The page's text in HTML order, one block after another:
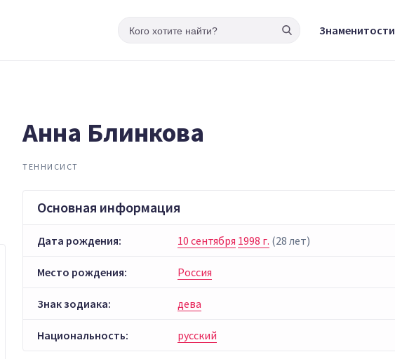
Знаменитости
Анна Блинкова
ТЕННИСИСТ
Основная информация
Дата рождения: 10 сентября 1998 г. (28 лет)
Место рождения: Россия
Знак зодиака: дева
Национальность: русский